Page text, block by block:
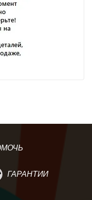
ГАРАНТИИ